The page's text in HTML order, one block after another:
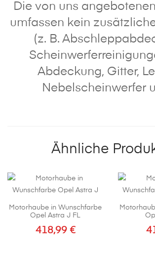
Die von uns
umfassen kein
(z. B.
Abdeckung, Gitter,
Nebelscheinwerfer
Ähnliche
Motorhaube in Wunschfarbe
Opel Astra J FL
418,99 €